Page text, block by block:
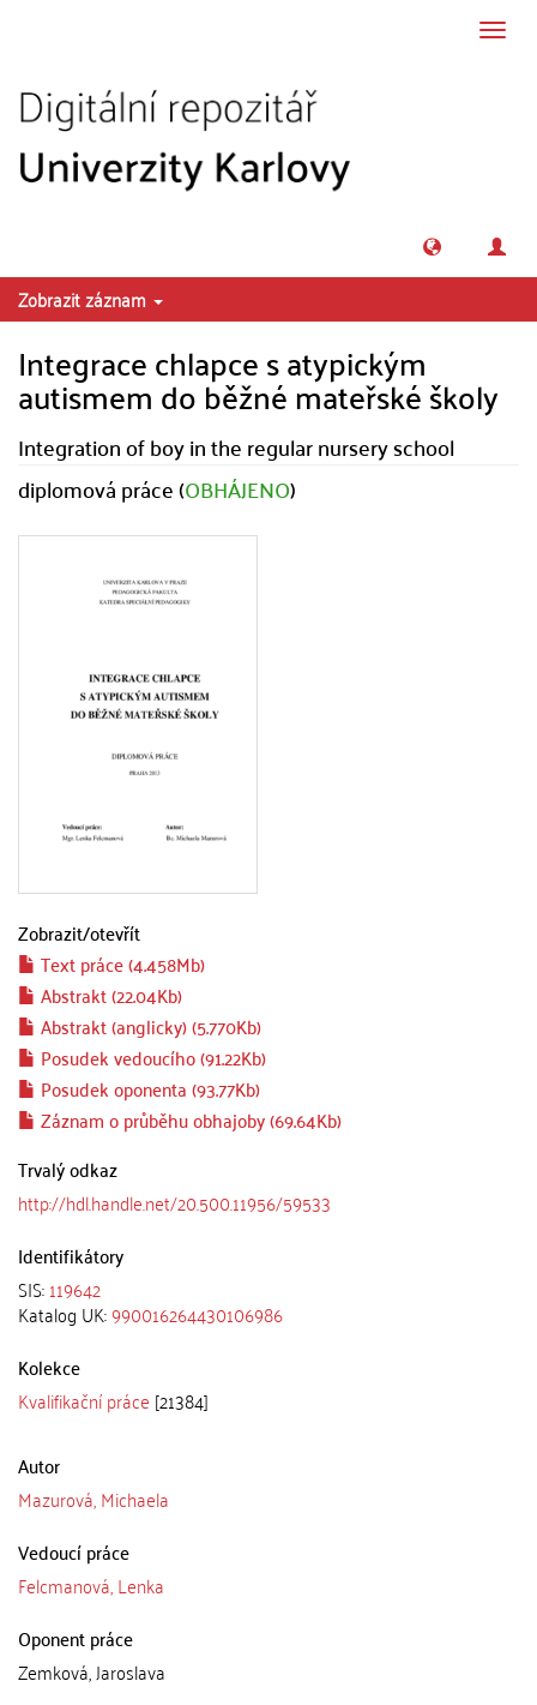
Zobrazit záznam
Integrace chlapce s atypickým
autismem do běžné mateřské školy
Integration of boy in the regular nursery school
diplomová práce (OBHÁJENO)
Zobrazit/otevřít
Text práce (4.458Mb)
Abstrakt (22.04Kb)
Abstrakt (anglicky) (5.770Kb)
Posudek vedoucího (91.22Kb)
Posudek oponenta (93.77Kb)
Záznam o průběhu obhajoby (69.64Kb)
Trvalý odkaz
http://hdl.handle.net/20.500.11956/59533
Identifikátory
SIS:119642
Katalog UK:990016264430106986
Kolekce
Kvalifikační práce [21384]
Autor
Mazurová, Michaela
Vedoucí práce
Felcmanová, Lenka
Oponent práce
Zemková, Jaroslava